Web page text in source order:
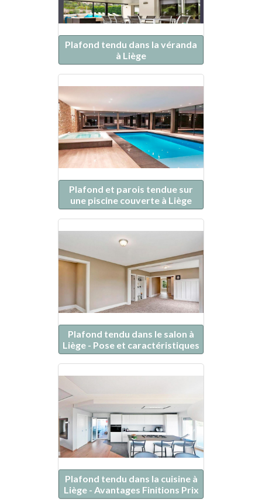
Plafond tendu dans la véranda
à Liège
Plafond et parois tendue sur
une piscine couverte à Liège
Plafond tendu dans le salon à
Liège - Pose et caractéristiques
Plafond tendu dans la cuisine à
Liège - Avantages Finitions Prix